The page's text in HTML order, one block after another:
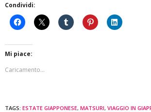
Condividi:
Mi piace:
Caricamento...
TAGS: ESTATE GIAPPONESE, MATSURI, VIAGGIO IN